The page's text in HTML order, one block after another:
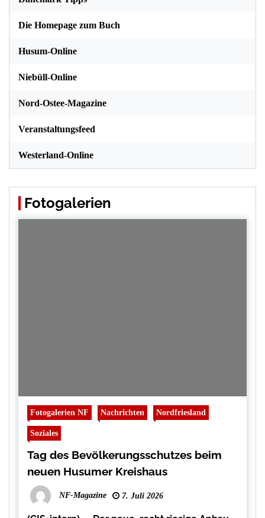
Die Homepage zum Buch
Husum-Online
Niebüll-Online
Nord-Ostee-Magazine
Veranstaltungsfeed
Westerland-Online
Fotogalerien
Fotogalerien NF Nachrichten Nordfriesland
Soziales
Tag des Bevölkerungsschutzes beim
neuen Husumer Kreishaus
NF-Magazine 7. Juli 2026